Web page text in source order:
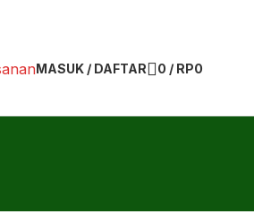
MASUK / DAFTAR 0 / RP0